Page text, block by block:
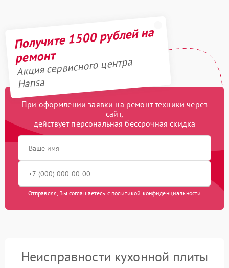
Получите 1500 рублей на
ремонт
Акция сервисного центра
Hansa
При оформлении заявки на ремонт техники через
сайт,
действует персональная бессрочная скидка
Отправляя, Вы соглашаетесь с политикой конфиденциальности
Неисправности кухонной плиты